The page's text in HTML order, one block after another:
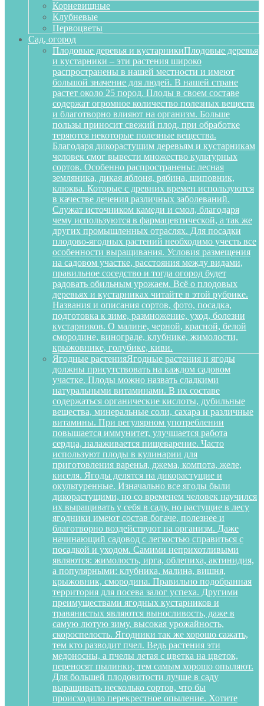
Корневищные
Клубневые
Первоцветы
Сад, огород
Плодовые деревья и кустарникиПлодовые деревья
и кустарники – эти растения широко
распространены в нашей местности и имеют
большой значение для людей. В нашей стране
растет около 25 пород. Плоды в своем составе
содержат огромное количество полезных веществ
и благотворно влияют на организм. Больше
пользы приносит свежий плод, при обработке
теряются некоторые полезные вещества.
Благодаря дикорастущим деревьям и кустарникам
человек смог вывести множество культурных
сортов. Особенно распространены: лесная
земляника, дикая яблоня, рябина, шиповник,
клюква. Которые с древних времен используются
в качестве лечения различных заболеваний.
Служат источником камеди и смол, благодаря
чему используются в фармацевтической, а так же
других промышленных отраслях. Для посадки
плодово-ягодных растений необходимо учесть все
особенности выращивания. Условия размещения
на садовом участке, расстояния между видами,
правильное соседство и тогда огород будет
радовать обильным урожаем. Всё о плодовых
деревьях и кустарниках читайте в этой рубрике.
Названия и описания сортов, фото, посадка,
подготовка к зиме, размножение, уход, болезни
кустарников. О малине, черной, красной, белой
смородине, винограде, клубнике, жимолости,
крыжовнике, голубике, киви.
Ягодные растенияЯгодные растения и ягоды
должны присутствовать на каждом садовом
участке. Плоды можно назвать сладкими
натуральными витаминами. В их составе
содержаться органические кислоты, дубильные
вещества, минеральные соли, сахара и различные
витамины. При регулярном употреблении
повышается иммунитет, улучшается работа
сердца, налаживается пищеварение. Часто
используют плоды в кулинарии для
приготовления варенья, джема, компота, желе,
киселя. Ягоды делятся на дикорастущие и
окультуренные. Изначально все ягоды были
дикорастущими, но со временем человек научился
их выращивать у себя в саду, но растущие в лесу
ягодники имеют состав богаче, полезнее и
благотворно воздействуют на организм. Даже
начинающий садовод с легкостью справиться с
посадкой и уходом. Самими неприхотливыми
являются: жимолость, ирга, облепиха, актинидия,
а популярными: клубника, малина, вишня,
крыжовник, смородина. Правильно подобранная
территория для посева залог успеха. Другими
преимуществами ягодных кустарников и
травянистых являются выносливость, даже в
самую лютую зиму, высокая урожайность,
скороспелость. Ягодники так же хорошо сажать,
тем кто разводит пчел. Ведь растения эти
медоносны, а пчелы летая с цветка на цветок,
переносят пылинки, тем самым хорошо опыляют.
Для большей плодовитости лучше в саду
выращивать несколько сортов, что бы
происходило перекрестное опыление. Хотите